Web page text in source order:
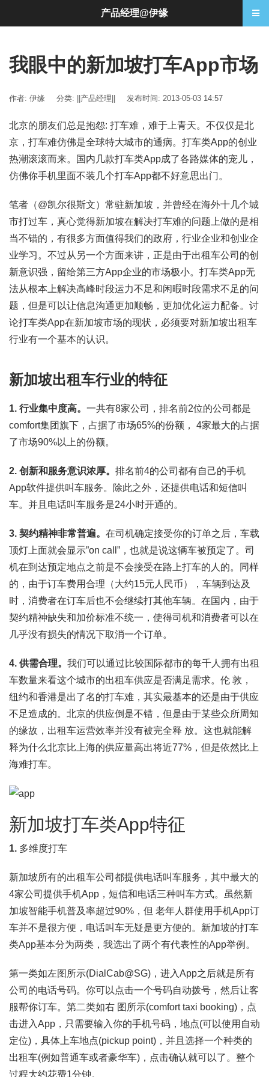
我眼中的新加坡打车App市场
作者: 伊缘 分类: ||产品经理|| 发布时间: 2013-05-03 14:57
北京的朋友们总是抱怨: 打车难，难于上青天。不仅仅是北
京，打车难仿佛是全球特大城市的通病。打车类App的创业
热潮滚滚而来。国内几款打车类App成了各路媒体的宠儿，
仿佛你手机里面不装几个打车App都不好意思出门。
笔者（@凯尔很斯文）常驻新加坡，并曾经在海外十几个城
市打过车，真心觉得新加坡在解决打车难的问题上做的是相
当不错的，有很多方面值得我们的政府，行业企业和创业企
业学习。不过从另一个方面来讲，正是由于出租车公司的创
新意识强，留给第三方App企业的市场极小。打车类App无
法从根本上解决高峰时段运力不足和闲暇时段需求不足的问
题，但是可以让信息沟通更加顺畅，更加优化运力配备。讨
论打车类App在新加坡市场的现状，必须要对新加坡出租车
行业有一个基本的认识。
新加坡出租车行业的特征
1. 行业集中度高。 一共有8家公司，排名前2位的公司都是
comfort集团旗下，占据了市场65%的份额， 4家最大的占据
了市场90%以上的份额。
2. 创新和服务意识浓厚。 排名前4的公司都有自己的手机
App软件提供叫车服务。除此之外，还提供电话和短信叫
车。并且电话叫车服务是24小时开通的。
3. 契约精神非常普遍。 在司机确定接受你的订单之后，车载
顶灯上面就会显示”on call”，也就是说这辆车被预定了。司
机在到达预定地点之前是不会接受在路上打车的人的。同样
的，由于订车费用合理（大约15元人民币），车辆到达及
时，消费者在订车后也不会继续打其他车辆。在国内，由于
契约精神缺失和加价标准不统一，使得司机和消费者可以在
几乎没有损失的情况下取消一个订单。
4. 供需合理。 我们可以通过比较国际都市的每千人拥有出租
车数量来看这个城市的出租车供应是否满足需求。伦 敦，
纽约和香港是出了名的打车难，其实最基本的还是由于供应
不足造成的。北京的供应倒是不错，但是由于某些众所周知
的缘故，出租车运营效率并没有被完全释 放。这也就能解
释为什么北京比上海的供应量高出将近77%，但是依然比上
海难打车。
新加坡打车类App特征
1. 多维度打车
新加坡所有的出租车公司都提供电话叫车服务，其中最大的
4家公司提供手机App，短信和电话三种叫车方式。虽然新
加坡智能手机普及率超过90%，但 老年人群使用手机App订
车并不是很方便，电话叫车无疑是更方便的。新加坡的打车
类App基本分为两类，我选出了两个有代表性的App举例。
第一类如左图所示(DialCab@SG)，进入App之后就是所有
公司的电话号码。你可以点击一个号码自动拨号，然后让客
服帮你订车。第二类如右 图所示(comfort taxi booking)，点
击进入App，只需要输入你的手机号码，地点(可以使用自动
定位)，具体上车地点(pickup point)，并且选择一个种类的
出租车(例如普通车或者豪华车)，点击确认就可以了。整个
过程大约花费1分钟。
产品经理@伊缘